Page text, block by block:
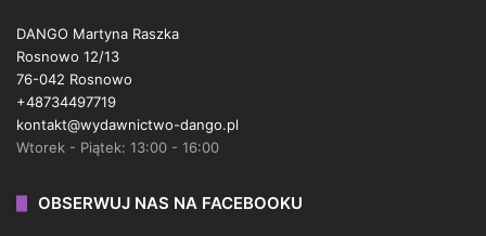
DANGO Martyna Raszka
Rosnowo 12/13
76-042 Rosnowo
+48734497719
kontakt@wydawnictwo-dango.pl
Wtorek - Piątek: 13:00 - 16:00
OBSERWUJ NAS NA FACEBOOKU